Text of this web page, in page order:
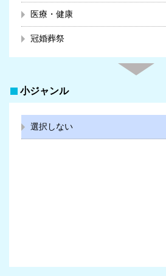
医療・健康
冠婚葬祭
スクール・趣味
小ジャンル
選択しない